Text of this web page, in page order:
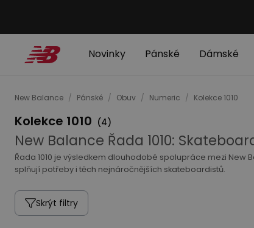
Novinky Pánské Dámské
New Balance / Pánské / Obuv / Numeric / Kolekce 1010
Kolekce 1010 (4)
New Balance Řada 1010:
Řada 1010 je výsledkem dlouhodobé spolupráce mezi
splňují potřeby i těch nejnáročnějších skateboardistů.
Skrýt filtry